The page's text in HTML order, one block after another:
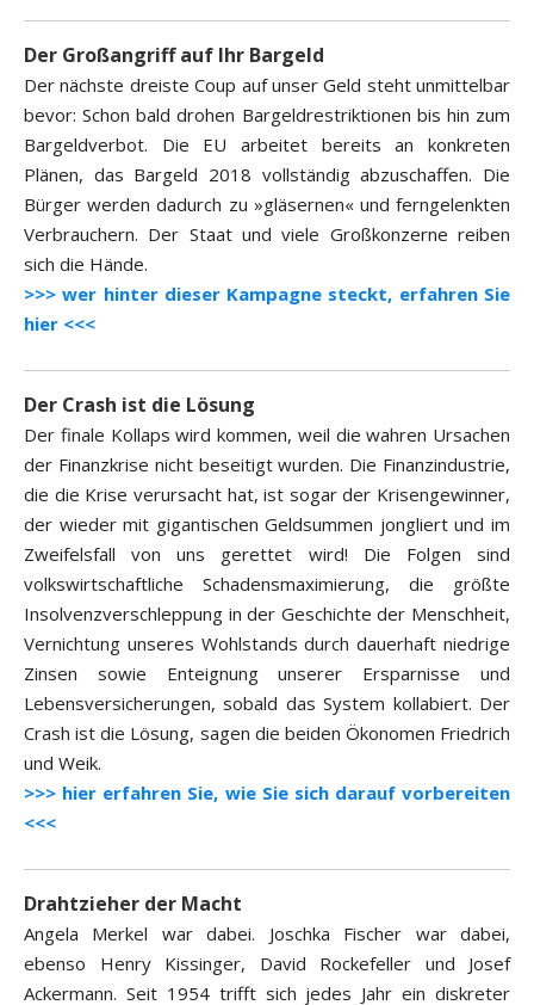
Der Großangriff auf Ihr Bargeld
Der nächste dreiste Coup auf unser Geld steht unmittelbar
bevor: Schon bald drohen Bargeldrestriktionen bis hin zum
Bargeldverbot. Die EU arbeitet bereits an konkreten
Plänen, das Bargeld 2018 vollständig abzuschaffen. Die
Bürger werden dadurch zu »gläsernen« und ferngelenkten
Verbrauchern. Der Staat und viele Großkonzerne reiben
sich die Hände.
>>> wer hinter dieser Kampagne steckt, erfahren Sie
hier <<<
Der Crash ist die Lösung
Der finale Kollaps wird kommen, weil die wahren Ursachen
der Finanzkrise nicht beseitigt wurden. Die Finanzindustrie,
die die Krise verursacht hat, ist sogar der Krisengewinner,
der wieder mit gigantischen Geldsummen jongliert und im
Zweifelsfall von uns gerettet wird! Die Folgen sind
volkswirtschaftliche Schadensmaximierung, die größte
Insolvenzverschleppung in der Geschichte der Menschheit,
Vernichtung unseres Wohlstands durch dauerhaft niedrige
Zinsen sowie Enteignung unserer Ersparnisse und
Lebensversicherungen, sobald das System kollabiert. Der
Crash ist die Lösung, sagen die beiden Ökonomen Friedrich
und Weik.
>>> hier erfahren Sie, wie Sie sich darauf vorbereiten
<<<
Drahtzieher der Macht
Angela Merkel war dabei. Joschka Fischer war dabei,
ebenso Henry Kissinger, David Rockefeller und Josef
Ackermann. Seit 1954 trifft sich jedes Jahr ein diskreter